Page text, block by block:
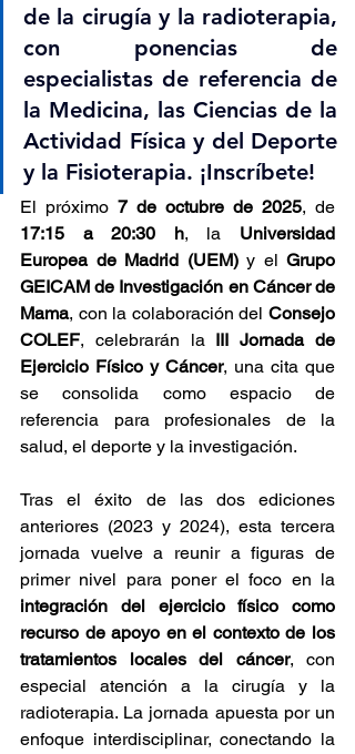
de la cirugía y la radioterapia,
con ponencias de
especialistas de referencia de
la Medicina, las Ciencias de la
Actividad Física y del Deporte
y la Fisioterapia. ¡Inscríbete!
El próximo 7 de octubre de 2025
17:15 a 20:30 h, la Universidad
Europea de Madrid (UEM) y el Grupo
GEICAM de Investigación en Cáncer de
Mama, con la colaboración del Consejo
COLEF, celebrarán la III Jornada de
Ejercicio Físico y Cáncer, una cita que
se consolida como espacio de
referencia para profesionales de la
salud, el deporte y la investigación.
Tras el éxito de las dos ediciones
anteriores (2023 y 2024), esta tercera
jornada vuelve a reunir a figuras de
integración del ejercicio físico como
recurso de apoyo en el contexto de los
tratamientos locales del cáncer, con
especial atención a la cirugía y la
radioterapia. La jornada apuesta por un
enfoque interdisciplinar, conectando la